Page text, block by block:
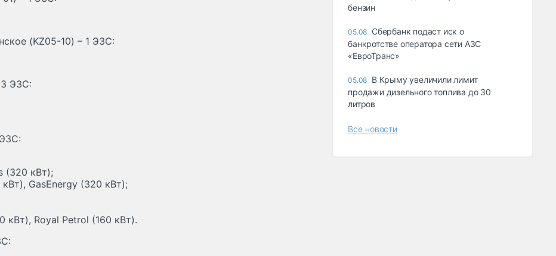
(KZ05-10) – 1 ЭЗС:
ЭЗС:
(320 кВт);
GasEnergy (320 кВт);
кВт), Royal Petrol (160 кВт).
бензин
05.08 Сбербанк подаст иск о
банкротстве оператора сети АЗС
«ЕвроТранс»
05.08 В Крыму увеличили лимит
продажи дизельного топлива до 30
литров
Все новости